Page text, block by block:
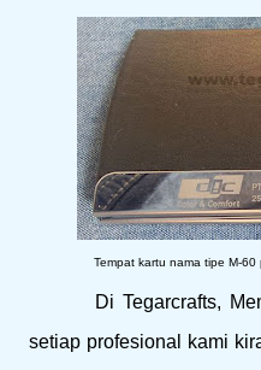
Tempat kartu nama tipe M-60
Di Tegarcrafts,
setiap profesional kami